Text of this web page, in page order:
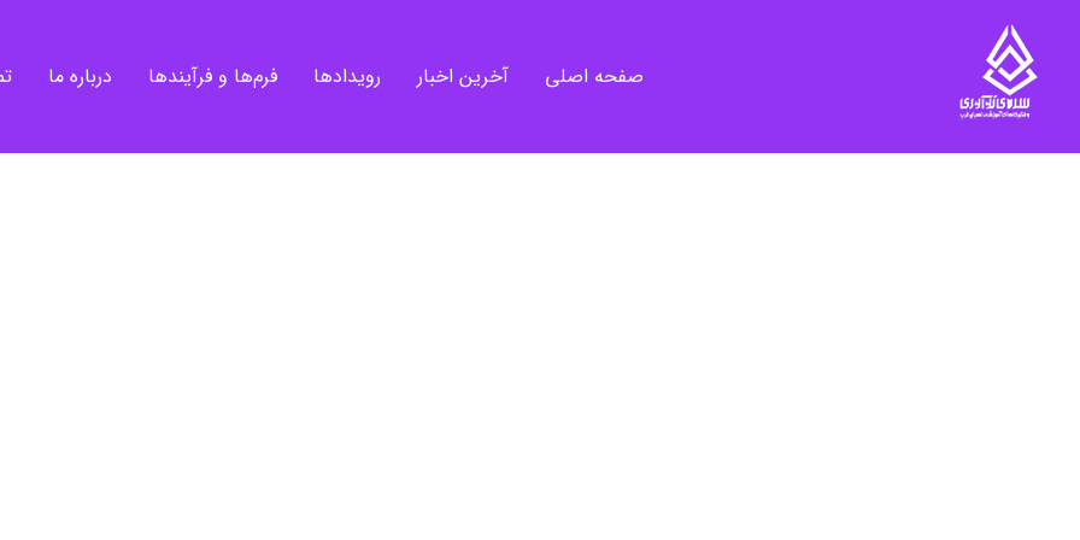
صفحه اصلی آخرین اخبار رویدادها فرم‌ها و فرآیندها درباره ما